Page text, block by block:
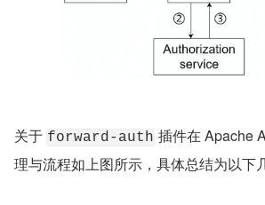
关于 forward-auth 插件在 Apache
理与流程如上图所示，具体总结为以下